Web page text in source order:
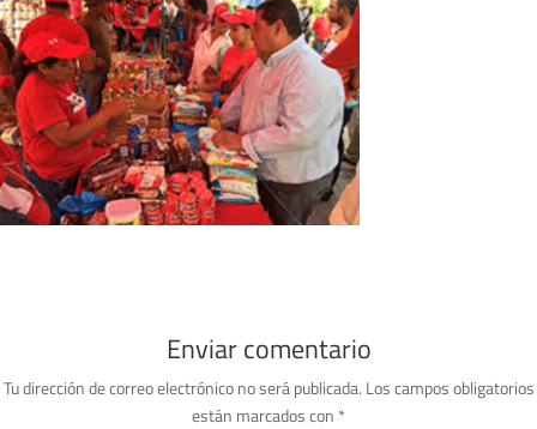
Enviar comentario
Tu dirección de correo electrónico no será publicada. Los campos obligatorios
están marcados con *